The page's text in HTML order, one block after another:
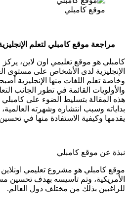
موقع كامبلي
موقع
مراجعة موقع كامبلي لتعلم
كامبلي هو موقع تعليمي اون لاين، يركز
الإنجليزية لدى الأشخاص على مستوى
وخاصة تعلم اللغات منها الإنجليزية
والأولويات القائمة في تطور الجانب
هذه المقالة بتسليط الضوء على
بداياته وسبب انتشاره وشهرته
يقدمها وكيفية الاستفادة منها في تحسين
نبذة عن موقع كامبلي
موقع كامبلي هو مشروع تعليمي اونلاين
الأمريكية، وتم تأسيسه بهدف تحسين
للراغبين بذلك من مختلف دول العالم.